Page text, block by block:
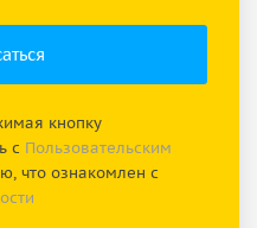
кнопку
с Пользовательским
что ознакомлен с